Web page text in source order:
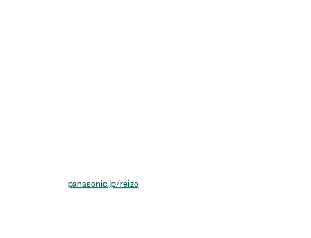
panasonic.jp/reizo